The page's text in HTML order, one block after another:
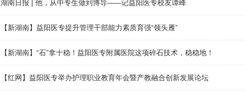
湖南日报 | 他，从中专生做到博导——记益阳医专校友谭峰
【新湖南】益阳医专提升管理干部能力素质育强“领头雁”
【新湖南】“石”拿十稳！益阳医专附属医院这项碎石技术，稳稳地！
【红网】益阳医专举办护理职业教育年会暨产教融合创新发展论坛